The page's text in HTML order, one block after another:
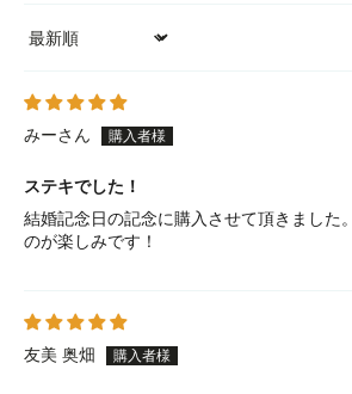
Sort by
みーさん
ステキでした！
結婚記念日の記念に購入させて頂きました
のが楽しみです！
友美 奥畑